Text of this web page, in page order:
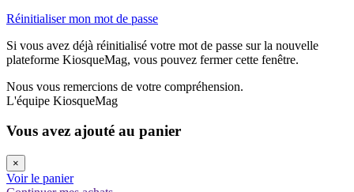
Réinitialiser mon mot de passe
Si vous avez déjà réinitialisé votre mot de passe sur la nouvelle
plateforme KiosqueMag, vous pouvez fermer cette fenêtre.
Nous vous remercions de votre compréhension.
L'équipe KiosqueMag
Vous avez ajouté au panier
×
Voir le panier